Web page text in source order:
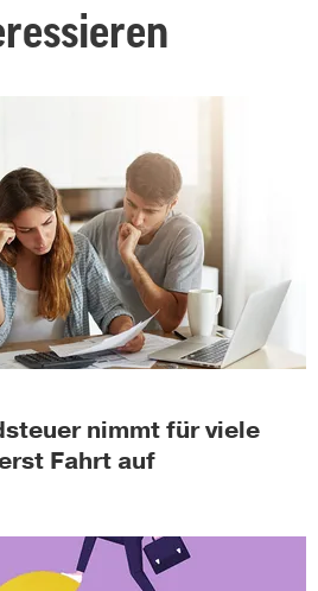
nimmt für viele
Fahrt auf